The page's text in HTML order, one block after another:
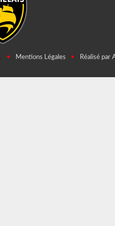
• Mentions Légales • Réalisé par